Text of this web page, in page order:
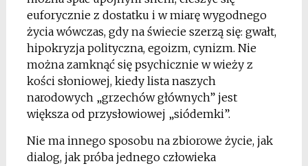
euforycznie z dostatku i w miarę wygodnego
życia wówczas, gdy na świecie szerzą się: gwałt,
hipokryzja polityczna, egoizm, cynizm. Nie
można zamknąć się psychicznie w wieży z
kości słoniowej, kiedy lista naszych
narodowych „grzechów głównych” jest
większa od przysłowiowej „siódemki”.
Nie ma innego sposobu na zbiorowe życie, jak
dialog, jak próba jednego człowieka